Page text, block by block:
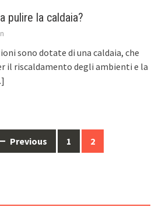
pulire la caldaia?
sono dotate di una caldaia, che
il riscaldamento degli ambienti e la
Previous 1 2